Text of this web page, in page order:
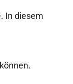
In diesem